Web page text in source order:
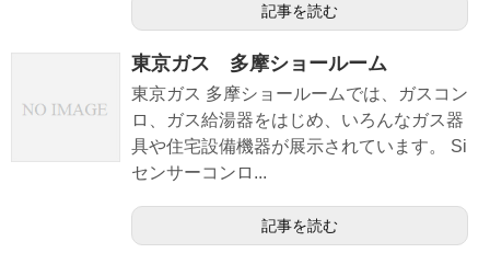
記事を読む
東京ガス 多摩ショールーム
東京ガス 多摩ショールームでは、ガスコン
ロ、ガス給湯器をはじめ、いろんなガス器
具や住宅設備機器が展示されています。 Si
センサーコンロ...
記事を読む